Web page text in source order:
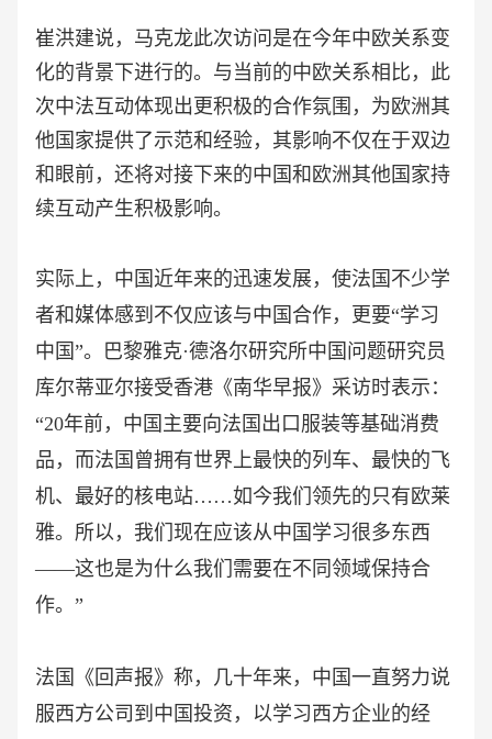
崔洪建说，马克龙此次访问是在今年中欧关系变
化的背景下进行的。与当前的中欧关系相比，此
次中法互动体现出更积极的合作氛围，为欧洲其
他国家提供了示范和经验，其影响不仅在于双边
和眼前，还将对接下来的中国和欧洲其他国家持
续互动产生积极影响。
实际上，中国近年来的迅速发展，使法国不少学
者和媒体感到不仅应该与中国合作，更要“学习
中国”。巴黎雅克·德洛尔研究所中国问题研究员
库尔蒂亚尔接受香港《南华早报》采访时表示：
“20年前，中国主要向法国出口服装等基础消费
品，而法国曾拥有世界上最快的列车、最快的飞
机、最好的核电站……如今我们领先的只有欧莱
雅。所以，我们现在应该从中国学习很多东西
——这也是为什么我们需要在不同领域保持合
作。”
法国《回声报》称，几十年来，中国一直努力说
服西方公司到中国投资，以学习西方企业的经